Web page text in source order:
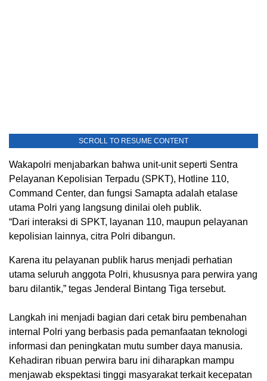
SCROLL TO RESUME CONTENT
Wakapolri menjabarkan bahwa unit-unit seperti Sentra
Pelayanan Kepolisian Terpadu (SPKT), Hotline 110,
Command Center, dan fungsi Samapta adalah etalase
utama Polri yang langsung dinilai oleh publik.
“Dari interaksi di SPKT, layanan 110, maupun pelayanan
kepolisian lainnya, citra Polri dibangun.
Karena itu pelayanan publik harus menjadi perhatian
utama seluruh anggota Polri, khususnya para perwira yang
baru dilantik,” tegas Jenderal Bintang Tiga tersebut.
Langkah ini menjadi bagian dari cetak biru pembenahan
internal Polri yang berbasis pada pemanfaatan teknologi
informasi dan peningkatan mutu sumber daya manusia.
Kehadiran ribuan perwira baru ini diharapkan mampu
menjawab ekspektasi tinggi masyarakat terkait kecepatan